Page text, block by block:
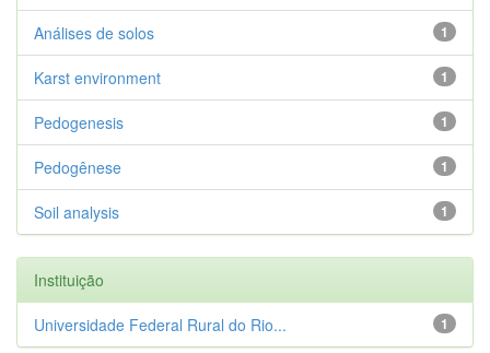
1
Análises de solos
1
Karst environment
1
Pedogenesis
1
Pedogênese
1
Soil analysis
Instituição
1
Universidade Federal Rural do Rio...